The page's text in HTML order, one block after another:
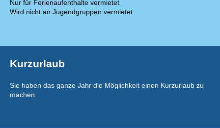
Nur für Ferienaufenthalte vermietet
Wird nicht an Jugendgruppen vermietet
Kurzurlaub
Sie haben das ganze Jahr die Möglichkeit einen Kurzurlaub zu
machen.